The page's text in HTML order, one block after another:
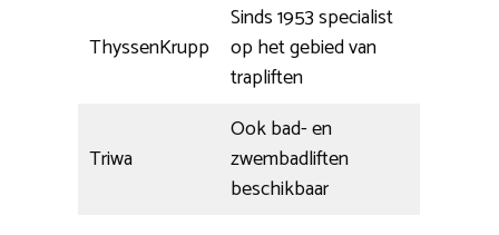
ThyssenKrupp
Sinds 1953 specialist
op het gebied van
trapliften
Triwa
Ook bad- en
zwembadliften
beschikbaar